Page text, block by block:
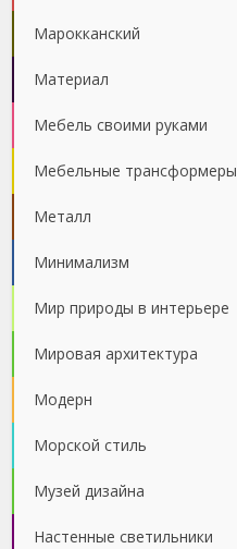
Марокканский
Материал
Мебель своими руками
Мебельные трансформеры
Металл
Минимализм
Мир природы в интерьере
Мировая архитектура
Модерн
Морской стиль
Музей дизайна
Настенные светильники